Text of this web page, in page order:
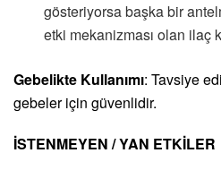
gösteriyorsa başka bir
etki mekanizması olan ilaç
Gebelikte Kullanımı: Tavsiye
gebeler için güvenlidir.
İSTENMEYEN / YAN ETKİLER